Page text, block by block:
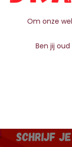
SCHRIJF
Om onze
Ben jij